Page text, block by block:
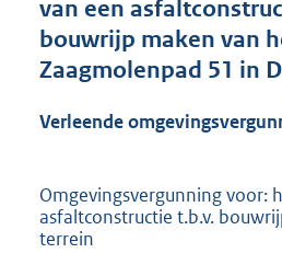
van een
bouwrijp maken van
Zaagmolenpad 51 in
Verleende
Omgevingsvergunning voor:
asfaltconstructie t.b.v.
terrein